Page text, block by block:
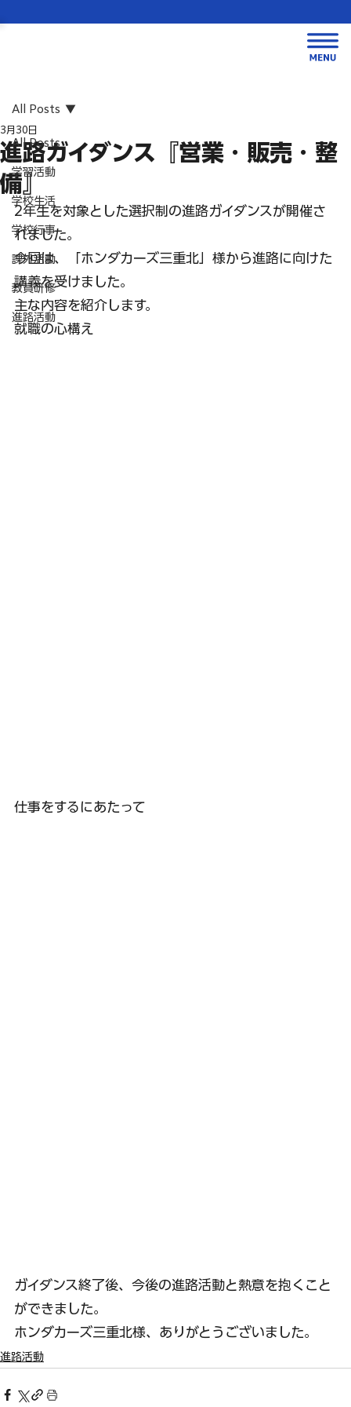
All Posts
学習活動
学校生活
学校行事
課外活動
教員研修
進路活動
All Posts
進路ガイダンス『営業・販売・整
備』
3月30日
2年生を対象とした選択制の進路ガイダンスが開催さ
れました。
今回は、「ホンダカーズ三重北」様から進路に向けた
講義を受けました。
主な内容を紹介します。
就職の心構え
仕事をするにあたって
ガイダンス終了後、今後の進路活動と熱意を抱くこと
ができました。
ホンダカーズ三重北様、ありがとうございました。
進路活動